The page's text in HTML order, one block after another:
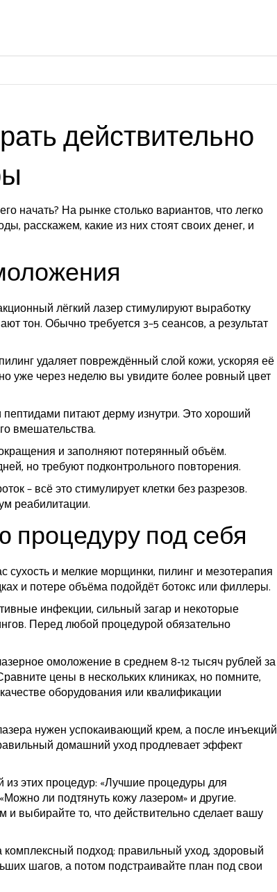
действительно
начать? На рынке столько вариантов, что легко
расскажем, какие из них стоят своих денег, и
лёгкий лазер стимулируют выработку
тон. Обычно требуется 3–5 сеансов, а результат
удаляет повреждённый слой кожи, ускоряя её
уже через неделю вы увидите более ровный цвет
питают дерму изнутри. Это хороший
вмешательства.
и заполняют потерянный объём.
но требуют подконтрольного повторения.
– всё это стимулирует клетки без разрезов.
реабилитации.
процедуру под себя
сухость и мелкие морщинки, пилинг и мезотерапия
и потере объёма подойдёт ботокс или филлеры.
инфекции, сильный загар и некоторые
Перед любой процедурой обязательно
омоложение в среднем 8‑12 тысяч рублей за
цены в нескольких клиниках, но помните,
оборудования или квалификации
нужен успокаивающий крем, а после инъекций
домашний уход продлевает эффект
этих процедур: «Лучшие процедуры для
ли подтянуть кожу лазером» и другие.
выбирайте то, что действительно сделает вашу
подход: правильный уход, здоровый
шагов, а потом подстраивайте план под свои